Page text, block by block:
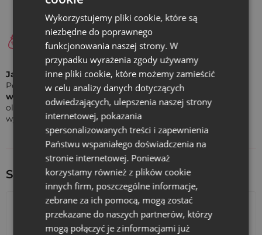
Zachowaj jednakową ilość:jeśli przygotowujesz
wiele woreczków lawendowych, użyj wagi kuchennej.
Wyzeruj ją i odmierz taką samą porcję suszu do
każdego woreczka.
Jak wzmocnić zapach lawendy w woreczkach?
Po napełnieniu i dokładnym zawiązaniu,lekko ściśnij
woreczek w dłoniach. Dzięki temu uwolnią się naturalne
olejki eteryczne zawarte w lawendzie, a zapach stanie się
wyraźniejszy i trwalszy.
Sprawdź inne ciekawe produkty:
Wykorzystujemy pliki cookie, które są
niezbędne do poprawnego
funkcjonowania naszej strony. W
przypadku wyrażenia zgody używamy
inne pliki cookie, które możemy zamieścić
w celu analizy danych dotyczących
odwiedzających, ulepszenia naszej strony
internetowej, pokazania
spersonalizowanych treści i zapewnienia
Państwu wspaniałego doświadczenia na
stronie internetowej. Ponieważ
korzystamy również z plików cookie
innych firm, poszczególne informacje,
zebrane za ich pomocą, mogą zostać
przekazane do naszych partnerów, którzy
mogą połączyć je z informacjami już